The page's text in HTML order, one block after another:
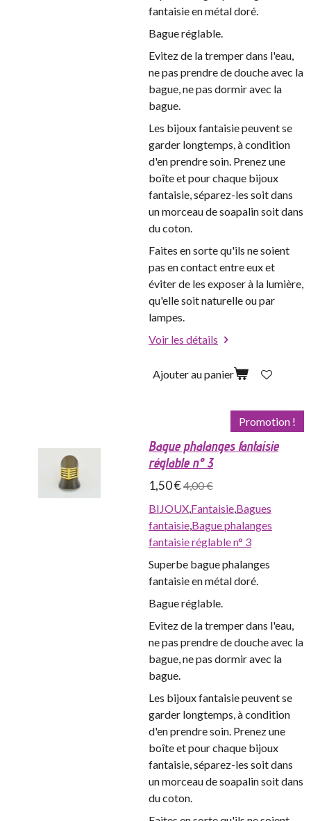
fantaisie en métal doré.
Bague réglable.
Evitez de la tremper dans l'eau,
ne pas prendre de douche avec la
bague, ne pas dormir avec la
bague.
Les bijoux fantaisie peuvent se
garder longtemps, à condition
d'en prendre soin. Prenez une
boîte et pour chaque bijoux
fantaisie, séparez-les soit dans
un morceau de soapalin soit dans
du coton.
Faites en sorte qu'ils ne soient
pas en contact entre eux et
éviter de les exposer à la lumière,
qu'elle soit naturelle ou par
lampes.
Voir les détails
Ajouter au panier
Promotion !
Bague phalanges fantaisie
réglable n° 3
1,50 €4,00 €
BIJOUX,Fantaisie,Bagues
fantaisie,Bague phalanges
fantaisie réglable n° 3
Superbe bague phalanges
fantaisie en métal doré.
Bague réglable.
Evitez de la tremper dans l'eau,
ne pas prendre de douche avec la
bague, ne pas dormir avec la
bague.
Les bijoux fantaisie peuvent se
garder longtemps, à condition
d'en prendre soin. Prenez une
boîte et pour chaque bijoux
fantaisie, séparez-les soit dans
un morceau de soapalin soit dans
du coton.